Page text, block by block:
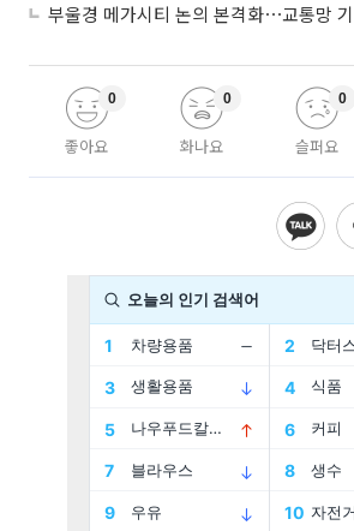
좋아요
0
화나요
0
슬퍼요
0